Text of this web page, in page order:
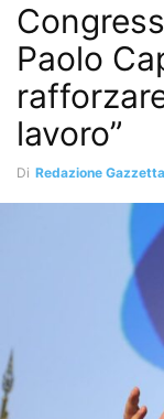
Paolo
lavoro”
Di Redazione